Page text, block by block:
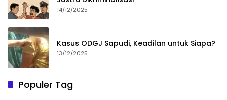
14/12/2025
Kasus ODGJ Sapudi, Keadilan untuk Siapa?
13/12/2025
Populer Tag